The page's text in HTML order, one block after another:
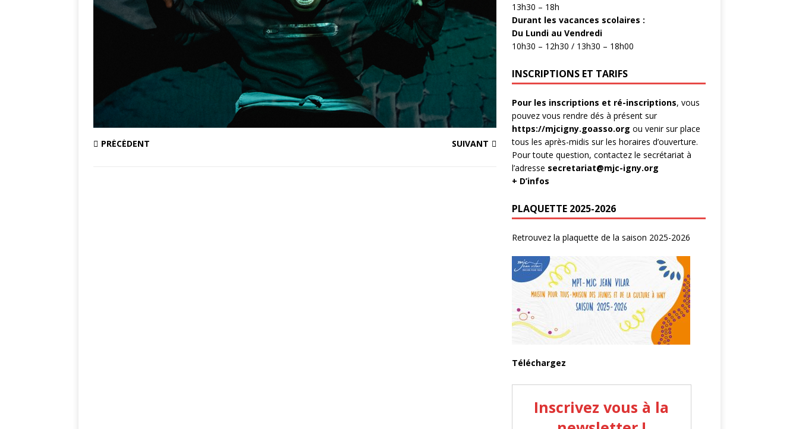
PRÉCÉDENT SUIVANT
13h30 – 18h
Durant les vacances scolaires :
Du Lundi au Vendredi
10h30 – 12h30 / 13h30 – 18h00
INSCRIPTIONS ET TARIFS
Pour les inscriptions et ré-inscriptions, vous
pouvez vous rendre dés à présent sur
https://mjcigny.goasso.org ou venir sur place
tous les après-midis sur les horaires d’ouverture.
Pour toute question, contactez le secrétariat à
l’adresse secretariat@mjc-igny.org
+ D’infos
PLAQUETTE 2025-2026
Retrouvez la plaquette de la saison 2025-2026
Téléchargez
Inscrivez vous à la